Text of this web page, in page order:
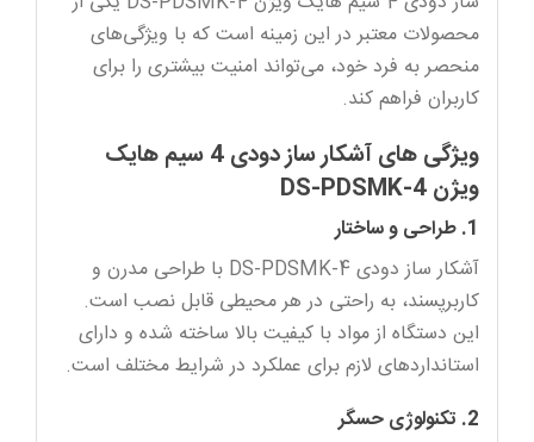
محصولات معتبر در این زمینه است که با ویژگی‌های
منحصر به فرد خود، می‌تواند امنیت بیشتری را برای
کاربران فراهم کند.
ویژگی‌ های آشکار ساز دودی 4 سیم هایک
ویژن DS-PDSMK-4
1. طراحی و ساختار
آشکار ساز دودی DS-PDSMK-4 با طراحی مدرن و
کاربرپسند، به راحتی در هر محیطی قابل نصب است.
این دستگاه از مواد با کیفیت بالا ساخته شده و دارای
استانداردهای لازم برای عملکرد در شرایط مختلف است.
2. تکنولوژی حسگر